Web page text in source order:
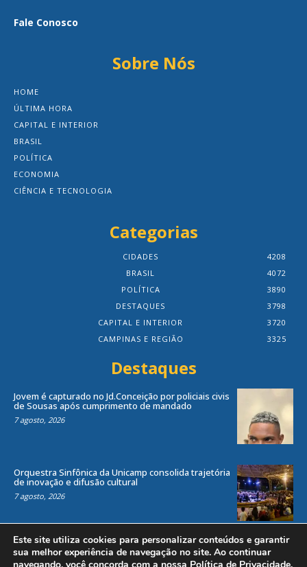
Fale Conosco
Sobre Nós
HOME
ÚLTIMA HORA
CAPITAL E INTERIOR
BRASIL
POLÍTICA
ECONOMIA
CIÊNCIA E TECNOLOGIA
Categorias
CIDADES
4208
BRASIL
4072
POLÍTICA
3890
DESTAQUES
3798
CAPITAL E INTERIOR
3720
CAMPINAS E REGIÃO
3325
Destaques
Jovem é capturado no Jd.Conceição por policiais civis
de Sousas após cumprimento de mandado
7 agosto, 2026
Orquestra Sinfônica da Unicamp consolida trajetória
de inovação e difusão cultural
7 agosto, 2026
Este site utiliza cookies para personalizar conteúdos e garantir
sua melhor experiência de navegação no site. Ao continuar